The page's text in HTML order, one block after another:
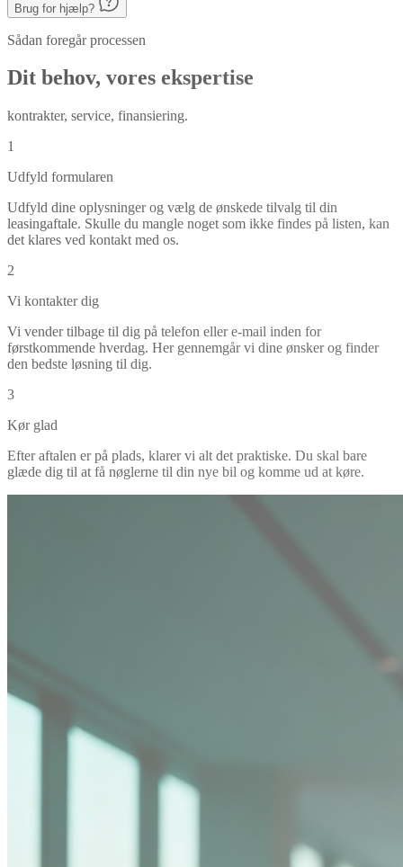
Brug for hjælp?
Sådan foregår processen
Dit behov, vores ekspertise
kontrakter, service, finansiering.
1
Udfyld formularen
Udfyld dine oplysninger og vælg de ønskede tilvalg til din
leasingaftale. Skulle du mangle noget som ikke findes på listen, kan
det klares ved kontakt med os.
2
Vi kontakter dig
Vi vender tilbage til dig på telefon eller e-mail inden for
førstkommende hverdag. Her gennemgår vi dine ønsker og finder
den bedste løsning til dig.
3
Kør glad
Efter aftalen er på plads, klarer vi alt det praktiske. Du skal bare
glæde dig til at få nøglerne til din nye bil og komme ud at køre.